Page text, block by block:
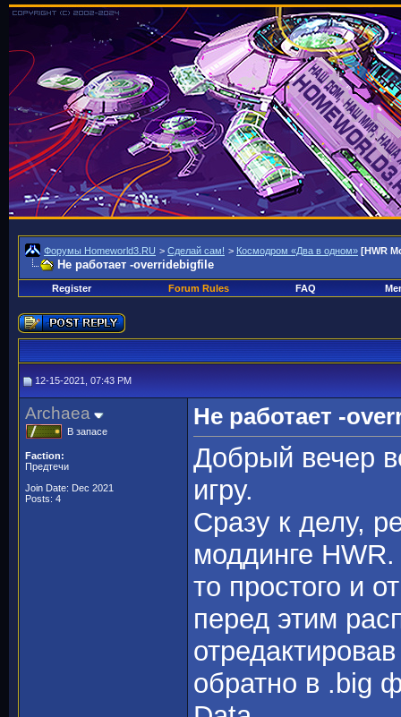
Форумы Homeworld3.RU > Сделай сам! > Космодром «Два в одном» [HWR
Не работает -overridebigfile
Register Forum Rules FAQ
12-15-2021, 07:43 PM
Archaea
В запасе
Faction:
Предтечи
Join Date: Dec 2021
Posts: 4
Не работает -
Добрый вечер
игру.
Сразу к делу,
моддинге
то простого и
перед этим
обратно в .big